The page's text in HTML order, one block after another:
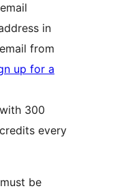
in
from
up for a
300
every
be